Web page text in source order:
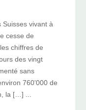
vivant à
cesse de
chiffres de
des vingt
sans
760'000 de
la […] ...